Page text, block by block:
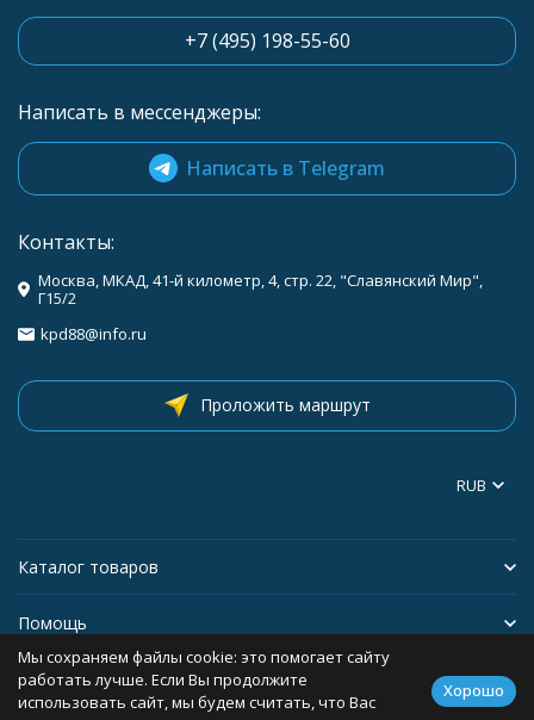
+7 (495) 198-55-60
Написать в мессенджеры:
Написать в Telegram
Контакты:
Москва, МКАД, 41-й километр, 4, стр. 22, "Славянский Мир",
Г15/2
kpd88@info.ru
Проложить маршрут
RUB
Каталог товаров
Помощь
Информация
Мы сохраняем файлы cookie: это помогает сайту
работать лучше. Если Вы продолжите
использовать сайт, мы будем считать, что Вас
Хорошо